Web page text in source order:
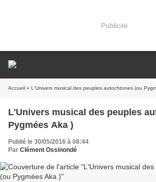
Publicité
Accueil » L'Univers musical des peuples autochtones (ou
L'Univers musical des peuples
Pygmées Aka )
Publié le 30/05/2016 à 08:44
Par Clément Ossinondé